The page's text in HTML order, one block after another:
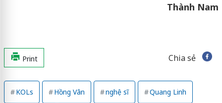
Thành Nam
Print Chia sẻ
KOLs Hồng Vân nghệ sĩ Quang Linh